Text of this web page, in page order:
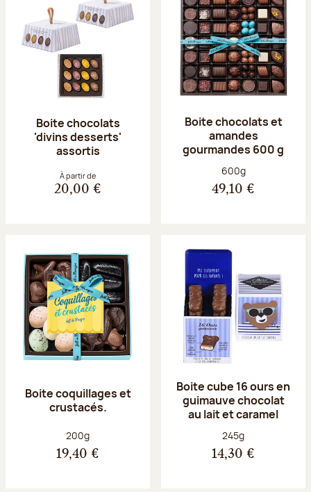
Boite chocolats
'divins desserts'
assortis
À partir de
20,00 €
Boite chocolats et
amandes
gourmandes 600 g
Poids net :
600g
49,10 €
Boite coquillages et
crustacés.
Poids net :
200g
19,40 €
Boite cube 16 ours en
guimauve chocolat
au lait et caramel
Poids net :
245g
14,30 €